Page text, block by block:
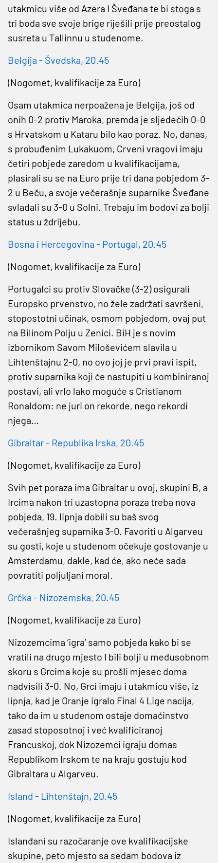
utakmicu više od Azera I Šveđana te bi stoga s
tri boda sve svoje brige riješili prije preostalog
susreta u Tallinnu u studenome.
Belgija - Švedska, 20.45
(Nogomet, kvalifikacije za Euro)
Osam utakmica nerpoažena je Belgija, još od
onih 0-2 protiv Maroka, premda je sljedećih 0-0
s Hrvatskom u Kataru bilo kao poraz. No, danas,
s probuđenim Lukakuom, Crveni vragovi imaju
četiri pobjede zaredom u kvalifikacijama,
plasirali su se na Euro prije tri dana pobjedom 3-
2 u Beču, a svoje večerašnje suparnike Šveđane
svladali su 3-0 u Solni. Trebaju im bodovi za bolji
status u ždrijebu.
Bosna i Hercegovina - Portugal, 20.45
(Nogomet, kvalifikacije za Euro)
Portugalci su protiv Slovačke (3-2) osigurali
Europsko prvenstvo, no žele zadržati savršeni,
stopostotni učinak, osmom pobjedom, ovaj put
na Bilinom Polju u Zenici. BiH je s novim
izbornikom Savom Miloševićem slavila u
Lihtenštajnu 2-0, no ovo joj je prvi pravi ispit,
protiv suparnika koji će nastupiti u kombiniranoj
postavi, ali vrlo lako moguće s Cristianom
Ronaldom: ne juri on rekorde, nego rekordi
njega…
Gibraltar - Republika Irska, 20.45
(Nogomet, kvalifikacije za Euro)
Svih pet poraza ima Gibraltar u ovoj, skupini B, a
Ircima nakon tri uzastopna poraza treba nova
pobjeda, 19. lipnja dobili su baš svog
večerašnjeg suparnika 3-0. Favoriti u Algarveu
su gosti, koje u studenom očekuje gostovanje u
Amsterdamu, dakle, kad će, ako neće sada
povratiti poljuljani moral.
Grčka - Nizozemska, 20.45
(Nogomet, kvalifikacije za Euro)
Nizozemcima ‘igra’ samo pobjeda kako bi se
vratili na drugo mjesto I bili bolji u međusobnom
skoru s Grcima koje su prošli mjesec doma
nadvisili 3-0. No, Grci imaju i utakmicu više, iz
lipnja, kad je Oranje igralo Final 4 Lige nacija,
tako da im u studenom ostaje domaćinstvo
zasad stoposotnoj i već kvalificiranoj
Francuskoj, dok Nizozemci igraju domas
Republikom Irskom te na kraju gostuju kod
Gibraltara u Algarveu.
Island - Lihtenštajn, 20.45
(Nogomet, kvalifikacije za Euro)
Islanđani su razočaranje ove kvalifikacijske
skupine, peto mjesto sa sedam bodova iz